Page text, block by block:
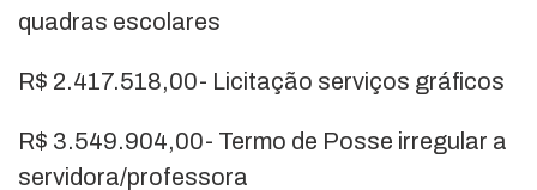
quadras escolares
R$ 2.417.518,00- Licitação serviços gráficos
R$ 3.549.904,00- Termo de Posse irregular a
servidora/professora